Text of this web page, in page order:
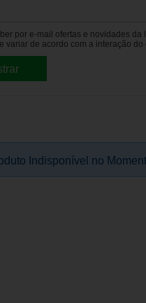
por e-mail ofertas e novidades da
variar de acordo com a interação do
Indisponível no